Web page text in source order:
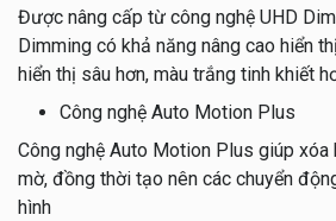
Được nâng cấp từ công nghệ UHD
Dimming có khả năng nâng cao hiển
hiển thị sâu hơn, màu trắng tinh khiết
Công nghệ Auto Motion Plus
Công nghệ Auto Motion Plus giúp xóa
mờ, đồng thời tạo nên các chuyển
hình